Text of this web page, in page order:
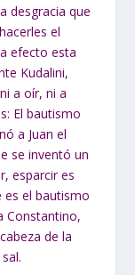
desgracia que
el
efecto esta
Kudalini,
a oír, ni a
El bautismo
a Juan el
se inventó un
esparcir es
es el bautismo
Constantino,
de la